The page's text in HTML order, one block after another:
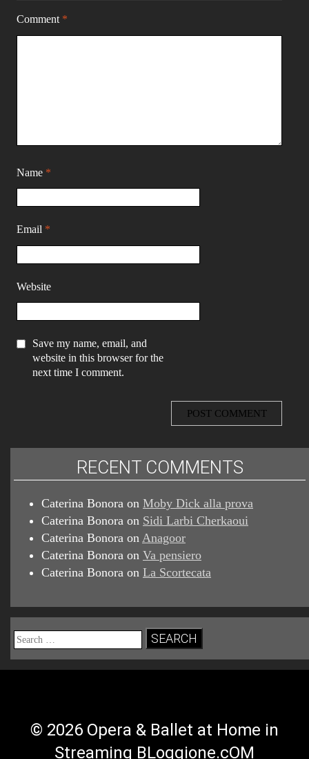
Comment *
Name *
Email *
Website
Save my name, email, and
website in this browser for the
next time I comment.
RECENT COMMENTS
Caterina Bonora on Moby Dick alla prova
Caterina Bonora on Sidi Larbi Cherkaoui
Caterina Bonora on Anagoor
Caterina Bonora on Va pensiero
Caterina Bonora on La Scortecata
Search
for:
© 2026 Opera & Ballet at Home in
Streaming BLoggione.cOM